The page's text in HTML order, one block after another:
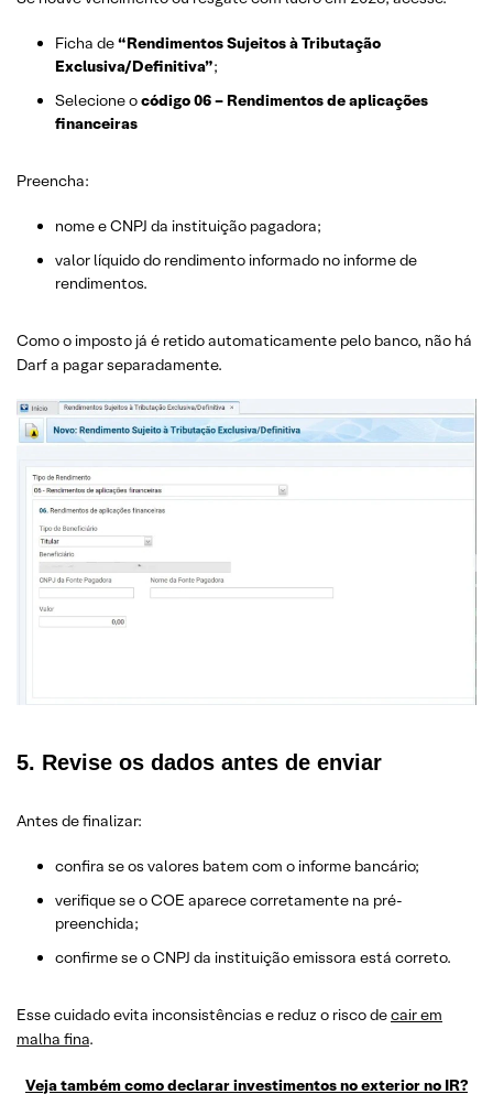
Ficha de“Rendimentos Sujeitos à Tributação
Exclusiva/Definitiva”;
Selecione ocódigo 06 – Rendimentos de aplicações
financeiras
Preencha:
nome e CNPJ da instituição pagadora;
valor líquido do rendimento informado no informe de
rendimentos.
Como o imposto já é retido automaticamente pelo banco, não há
Darf a pagar separadamente.
5. Revise os dados antes de enviar
Antes de finalizar:
confira se os valores batem com o informe bancário;
verifique se o COE aparece corretamente na pré-
preenchida;
confirme se o CNPJ da instituição emissora está correto.
Esse cuidado evita inconsistências e reduz o risco decair em
malha fina.
Veja também como declarar investimentos no exterior no IR?